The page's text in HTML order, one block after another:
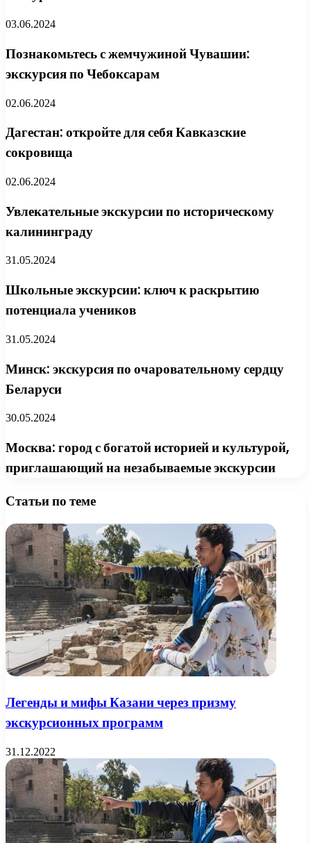
03.06.2024
Познакомьтесь с жемчужиной Чувашии:
экскурсия по Чебоксарам
02.06.2024
Дагестан: откройте для себя Кавказские
сокровища
02.06.2024
Увлекательные экскурсии по историческому
калининграду
31.05.2024
Школьные экскурсии: ключ к раскрытию
потенциала учеников
31.05.2024
Минск: экскурсия по очаровательному сердцу
Беларуси
30.05.2024
Москва: город с богатой историей и культурой,
приглашающий на незабываемые экскурсии
Статьи по теме
Легенды и мифы Казани через призму
экскурсионных программ
31.12.2022